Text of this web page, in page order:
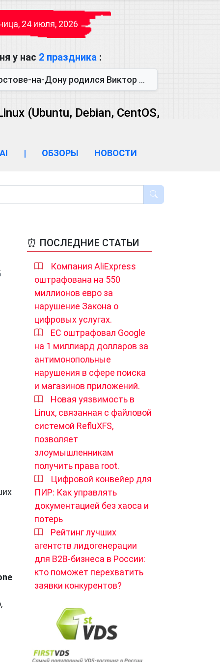
24 июля, 2026
у нас 2 праздника :
Виктор Михайлович Глушков. Под руководством Виктора Михайло...
(Ubuntu, Debian, CentOS,
AI | ОБЗОРЫ НОВОСТИ
⏰ ПОСЛЕДНИЕ СТАТЬИ
Компания AliExpress
оштрафована на 550
миллионов евро за
нарушение Закона о
цифровых услугах.
ЕС оштрафовал Google
на 1 миллиард долларов за
антимонопольные
нарушения в сфере поиска
и магазинов приложений.
Новая уязвимость в
Linux, связанная с файловой
системой RefluXFS,
позволяет
злоумышленникам
получить права root.
Цифровой конвейер для
ПИР: Как управлять
документацией без хаоса и
потерь
Рейтинг лучших
агентств лидогенерации
для B2B-бизнеса в России:
кто поможет перехватить
заявки конкурентов?